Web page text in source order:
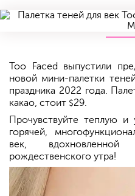
Too Faced выпустили
новой мини-палетки
праздника 2022 года.
какао, стоит $29.
Прочувствуйте теплую
горячей,
век,
рождественского утра!